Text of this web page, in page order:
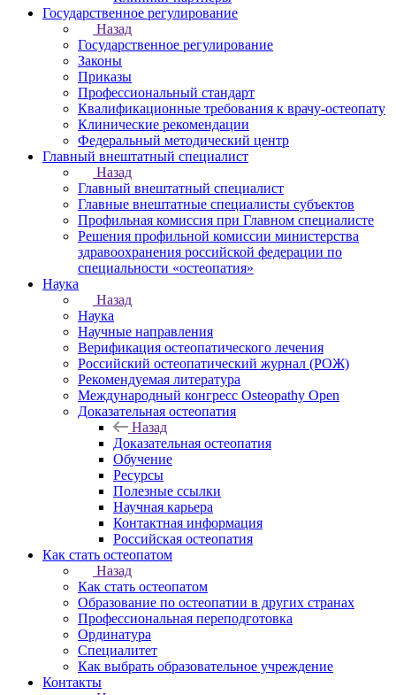
Государственное регулирование
Назад
Государственное регулирование
Законы
Приказы
Профессиональный стандарт
Квалификационные требования к врачу-остеопату
Клинические рекомендации
Федеральный методический центр
Главный внештатный специалист
Назад
Главный внештатный специалист
Главные внештатные специалисты субъектов
Профильная комиссия при Главном специалисте
Решения профильной комиссии министерства
здравоохранения российской федерации по
специальности «остеопатия»
Наука
Назад
Наука
Научные направления
Верификация остеопатического лечения
Российский остеопатический журнал (РОЖ)
Рекомендуемая литература
Международный конгресс Osteopathy Open
Доказательная остеопатия
Назад
Доказательная остеопатия
Обучение
Ресурсы
Полезные ссылки
Научная карьера
Контактная информация
Российская остеопатия
Как стать остеопатом
Назад
Как стать остеопатом
Образование по остеопатии в других странах
Профессиональная переподготовка
Ординатура
Специалитет
Как выбрать образовательное учреждение
Контакты